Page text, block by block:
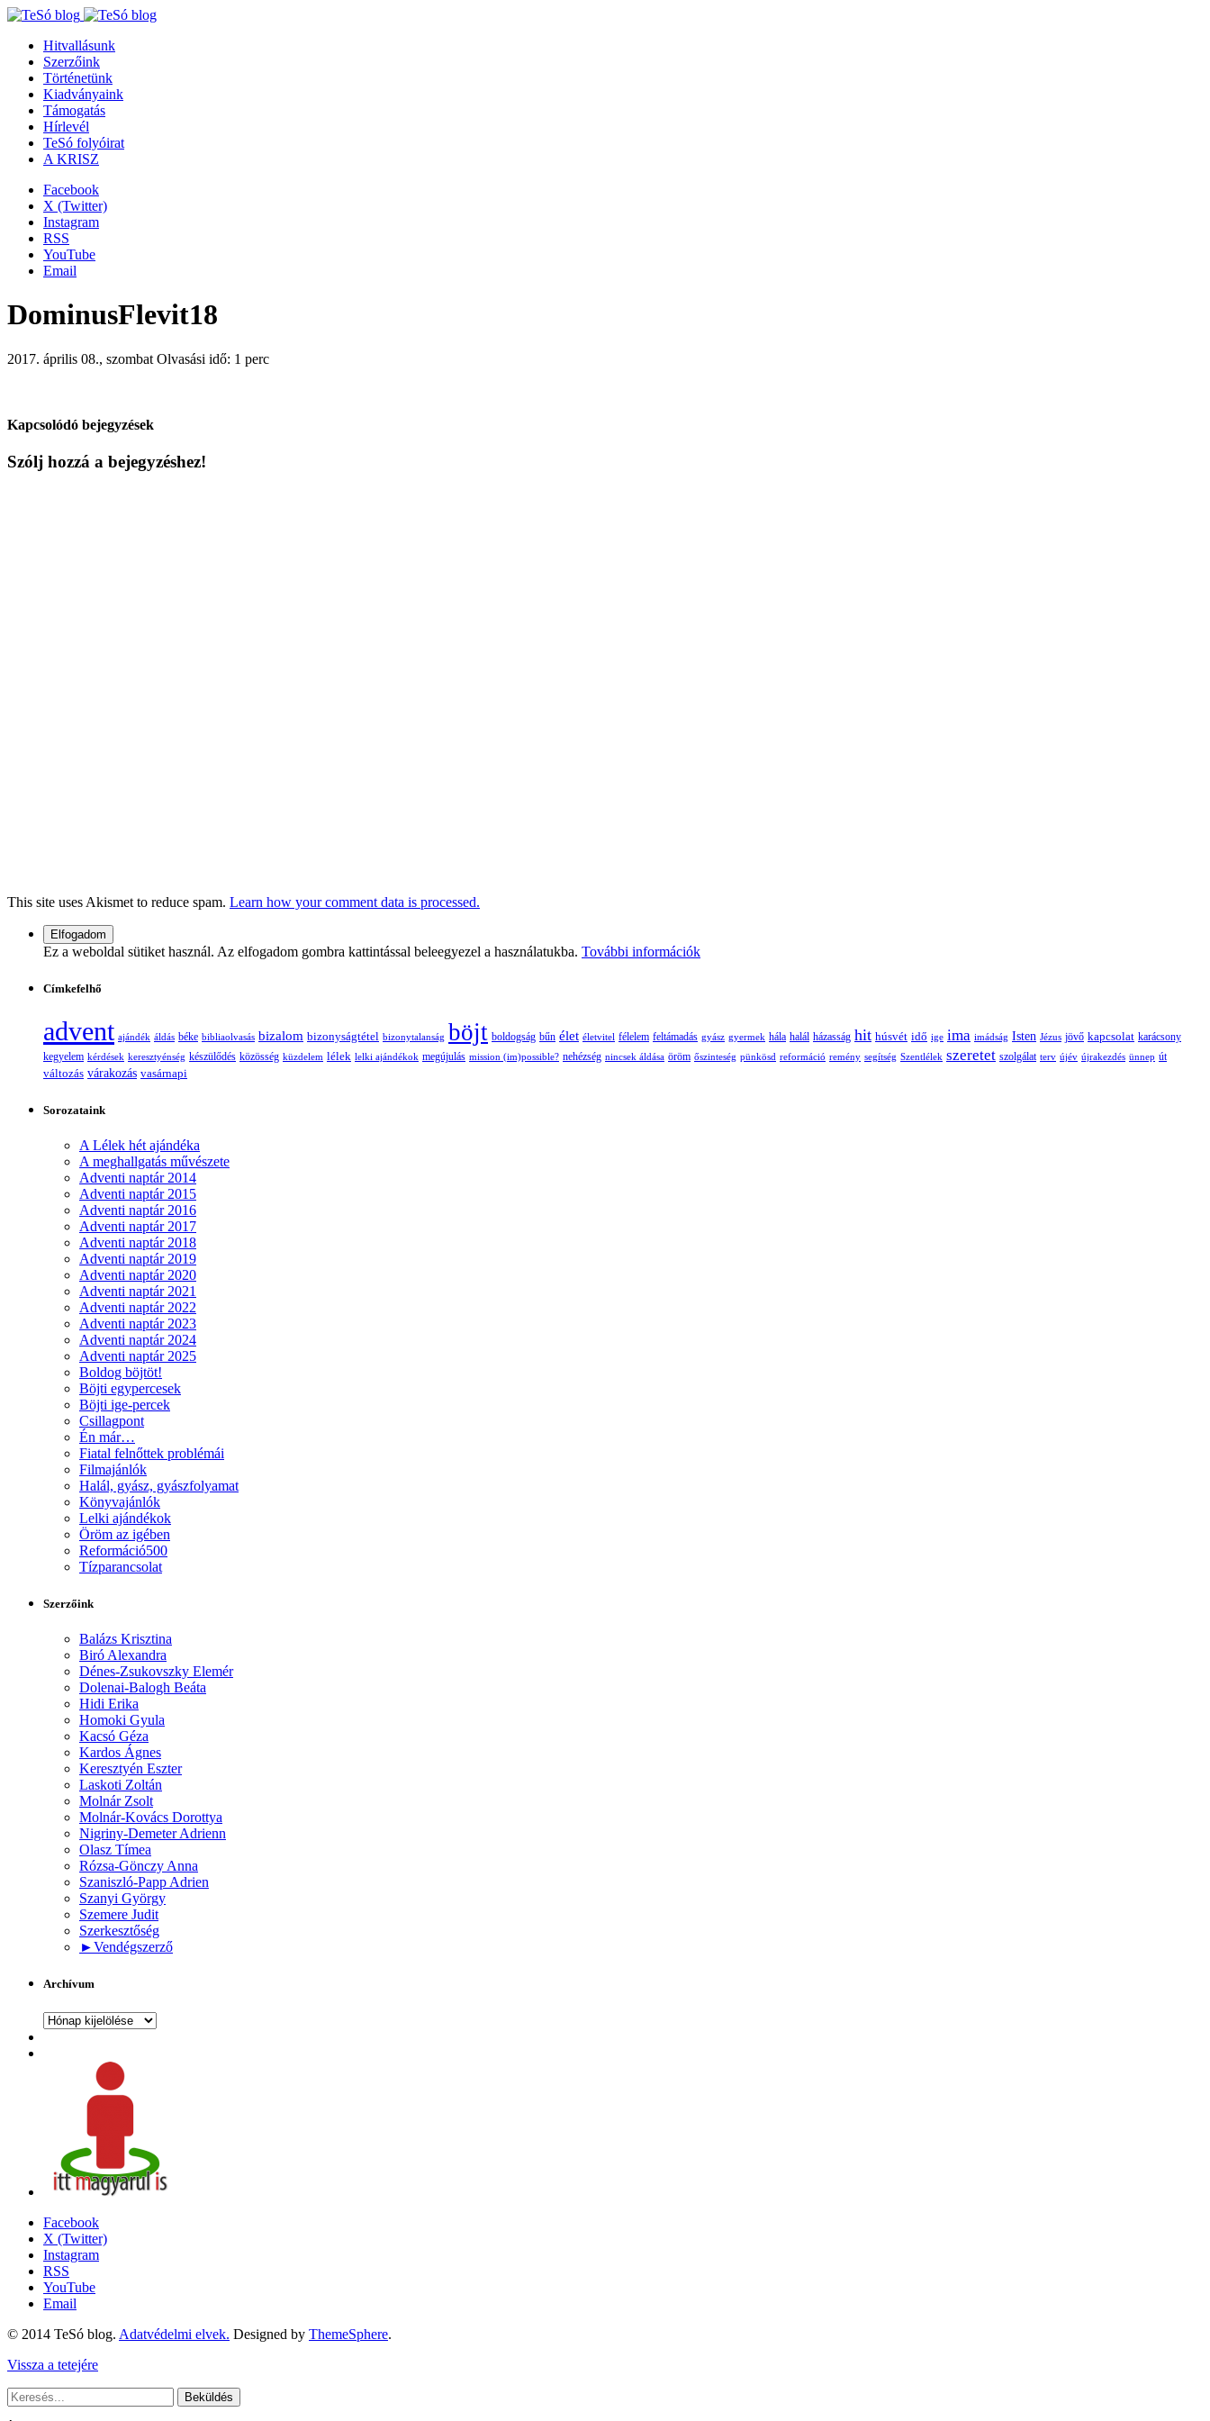
Hitvallásunk
Szerzőink
Történetünk
Kiadványaink
Támogatás
Hírlevél
TeSó folyóirat
A KRISZ
Facebook
X (Twitter)
Instagram
RSS
YouTube
Email
DominusFlevit18
2017. április 08., szombat Olvasási idő: 1 perc
Kapcsolódó bejegyzések
Szólj hozzá a bejegyzéshez!
This site uses Akismet to reduce spam. Learn how your comment data is processed.
Ez a weboldal sütiket használ. Az elfogadom gombra kattintással beleegyezel a használatukba. További információk
Címkefelhő
advent ajándék áldás béke bibliaolvasás bizalom bizonyságtétel bizonytalanság böjt boldogság bűn élet életvitel félelem feltámadás gyász gyermek hála halál házasság hit húsvét idő ige ima imádság Isten Jézus jövő kapcsolat karácsony
kegyelem kérdések keresztyénség készülődés közösség küzdelem lélek lelki ajándékok megújulás mission (im)possible? nehézség nincsek áldása öröm őszinteség pünkösd reformáció remény segítség Szentlélek szeretet szolgálat terv újév újrakezdés ünnep út
változás várakozás vasárnapi
Sorozataink
A Lélek hét ajándéka
A meghallgatás művészete
Adventi naptár 2014
Adventi naptár 2015
Adventi naptár 2016
Adventi naptár 2017
Adventi naptár 2018
Adventi naptár 2019
Adventi naptár 2020
Adventi naptár 2021
Adventi naptár 2022
Adventi naptár 2023
Adventi naptár 2024
Adventi naptár 2025
Boldog böjtöt!
Böjti egypercesek
Böjti ige-percek
Csillagpont
Én már…
Fiatal felnőttek problémái
Filmajánlók
Halál, gyász, gyászfolyamat
Könyvajánlók
Lelki ajándékok
Öröm az igében
Reformáció500
Tízparancsolat
Szerzőink
Balázs Krisztina
Biró Alexandra
Dénes-Zsukovszky Elemér
Dolenai-Balogh Beáta
Hidi Erika
Homoki Gyula
Kacsó Géza
Kardos Ágnes
Keresztyén Eszter
Laskoti Zoltán
Molnár Zsolt
Molnár-Kovács Dorottya
Nigriny-Demeter Adrienn
Olasz Tímea
Rózsa-Gönczy Anna
Szaniszló-Papp Adrien
Szanyi György
Szemere Judit
Szerkesztőség
►Vendégszerző
Archívum
Archívum
Facebook
X (Twitter)
Instagram
RSS
YouTube
Email
© 2014 TeSó blog. Adatvédelmi elvek. Designed by ThemeSphere.
Vissza a tetejére
Beküldés